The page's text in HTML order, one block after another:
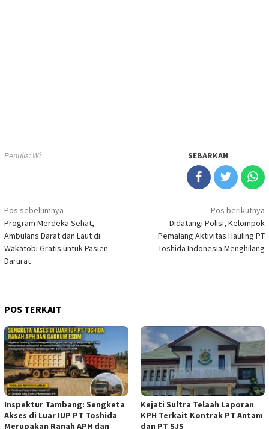
Penulis: Wi SEBARKAN
Navigasi
pos
Pos sebelumnya
Program Merdeka Sehat,
Ambulans Darat dan Laut di
Wakatobi Gratis untuk Pasien
Darurat
Pos berikutnya
Didatangi Polisi, Kelompok
Pemalang Aktivitas Hauling PT
Toshida Indonesia Menghilang
POS TERKAIT
Inspektur Tambang: Sengketa
Akses di Luar IUP PT Toshida
Merupakan Ranah APH dan
Kejati Sultra Telaah Laporan
KPH Terkait Kontrak PT Antam
dan PT SJS